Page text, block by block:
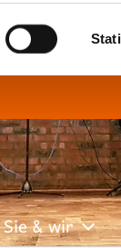
Sie & wir